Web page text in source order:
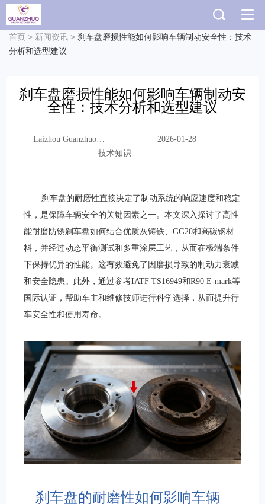
首页 > 新闻资讯 > 刹车盘磨损性能如何影响车辆制动安全性：技术
分析和选型建议
刹车盘磨损性能如何影响车辆制动安
全性：技术分析和选型建议
Laizhou Guanzhuo
2026-01-28
技术知识
刹车盘的耐磨性直接决定了制动系统的响应速度和稳定
性，是保障车辆安全的关键因素之一。本文深入探讨了高性
能耐磨防锈刹车盘如何结合优质灰铸铁、GG20和高碳钢材
料，并经过动态平衡测试和多重涂层工艺，从而在极端条件
下保持优异的性能。这有效避免了因磨损导致的制动力衰减
和安全隐患。此外，通过参考IATF TS16949和R90 E-mark等
国际认证，帮助车主和维修技师进行科学选择，从而提升行
车安全性和使用寿命。
刹车盘的耐磨性如何影响车辆